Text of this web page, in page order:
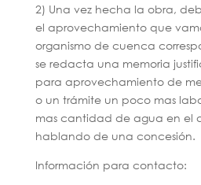
2) Una vez hecha la obra,
el aprovechamiento que
organismo de cuenca
se redacta una memoria
para aprovechamiento de
o un trámite un poco mas
mas cantidad de agua en el
hablando de una concesión.
Información para contacto: